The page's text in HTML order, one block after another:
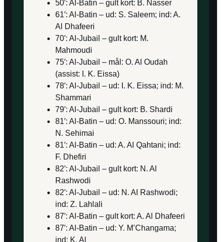
50′: Al-Batin – gult kort: B. Nasser
61′: Al-Batin – ud: S. Saleem; ind: A.
Al Dhafeeri
70′: Al-Jubail – gult kort: M.
Mahmoudi
75′: Al-Jubail – mål: O. Al Oudah
(assist: I. K. Eissa)
78′: Al-Jubail – ud: I. K. Eissa; ind: M.
Shammari
79′: Al-Jubail – gult kort: B. Shardi
81′: Al-Batin – ud: O. Manssouri; ind:
N. Sehimai
81′: Al-Batin – ud: A. Al Qahtani; ind:
F. Dhefiri
82′: Al-Jubail – gult kort: N. Al
Rashwodi
82′: Al-Jubail – ud: N. Al Rashwodi;
ind: Z. Lahlali
87′: Al-Batin – gult kort: A. Al Dhafeeri
87′: Al-Batin – ud: Y. M’Changama;
ind: K. Al